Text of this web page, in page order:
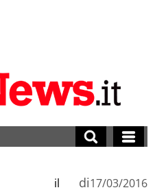
di
il 17/03/2016